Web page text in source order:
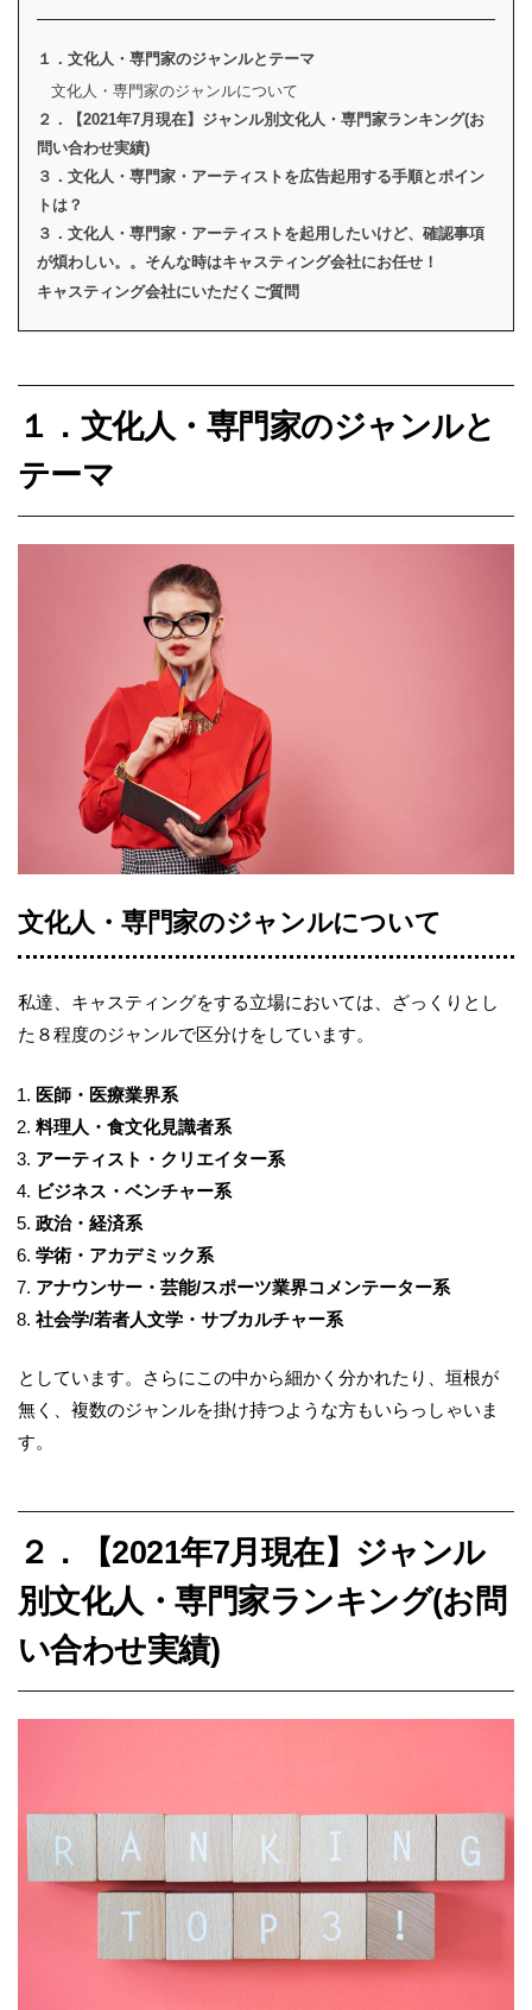
１．文化人・専門家のジャンルとテーマ
文化人・専門家のジャンルについて
２．【2021年7月現在】ジャンル別文化人・専門家ランキング(お
問い合わせ実績)
３．文化人・専門家・アーティストを広告起用する手順とポイン
トは？
３．文化人・専門家・アーティストを起用したいけど、確認事項
が煩わしい。。そんな時はキャスティング会社にお任せ！
キャスティング会社にいただくご質問
１．文化人・専門家のジャンルと
テーマ
文化人・専門家のジャンルについて
私達、キャスティングをする立場においては、ざっくりとし
た８程度のジャンルで区分けをしています。
医師・医療業界系
料理人・食文化見識者系
アーティスト・クリエイター系
ビジネス・ベンチャー系
政治・経済系
学術・アカデミック系
アナウンサー・芸能/スポーツ業界コメンテーター系
社会学/若者人文学・サブカルチャー系
としています。さらにこの中から細かく分かれたり、垣根が
無く、複数のジャンルを掛け持つような方もいらっしゃいま
す。
２． 【2021年7月現在】ジャンル
別文化人・専門家ランキング(お問
い合わせ実績)